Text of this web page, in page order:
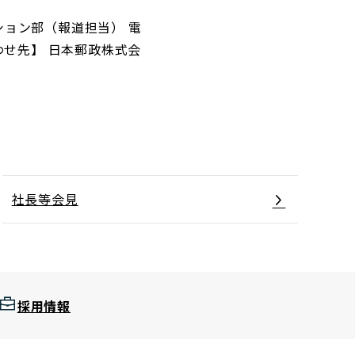
ン部（報道担当） 電
先】 日本郵政株式会
社長等会見
採用情報